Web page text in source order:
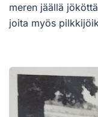
meren jäällä
joita myös